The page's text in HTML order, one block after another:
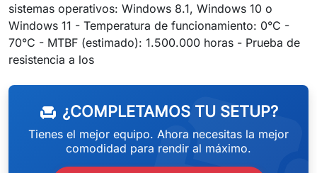
sistemas operativos: Windows 8.1, Windows 10 o
Windows 11 - Temperatura de funcionamiento: 0°C -
70°C - MTBF (estimado): 1.500.000 horas - Prueba de
resistencia a los
chair ¿COMPLETAMOS TU SETUP?
Tienes el mejor equipo. Ahora necesitas la mejor
comodidad para rendir al máximo.